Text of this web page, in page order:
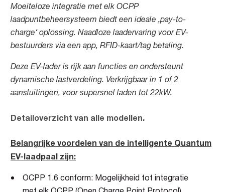
Moeiteloze integratie met elk OCPP
laadpuntbeheersysteem biedt een ideale ‚pay-to-
charge‘ oplossing. Naadloze laadervaring voor EV-
bestuurders via een app, RFID-kaart/tag betaling.
Deze EV-lader is rijk aan functies en ondersteunt
dynamische lastverdeling. Verkrijgbaar in 1 of 2
aansluitingen, voor supersnel laden tot 22kW.
Detailoverzicht van alle modellen.
Belangrijkevoordelenvan de intelligente Quantum
EV-laadpaal zijn:
OCPP 1.6 conform: Mogelijkheid tot integratie